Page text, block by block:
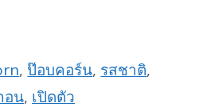
, ป๊อบคอร์น, รสชาติ,
อน, เปิดตัว